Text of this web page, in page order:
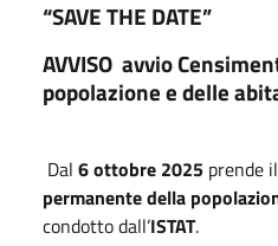
“SAVE THE DATE”
AVVISO avvio
popolazione e delle
Dal 6 ottobre 2025 prende
permanente della
condotto dall’ISTAT.